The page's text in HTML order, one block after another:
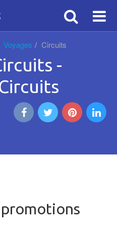
Search
Voyages Circuits
-